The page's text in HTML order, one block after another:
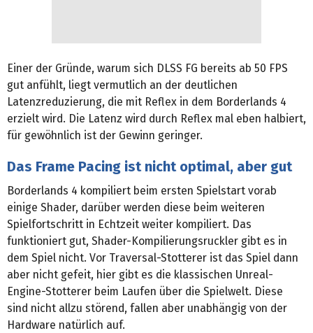
Einer der Gründe, warum sich DLSS FG bereits ab 50 FPS
gut anfühlt, liegt vermutlich an der deutlichen
Latenzreduzierung, die mit Reflex in dem Borderlands 4
erzielt wird. Die Latenz wird durch Reflex mal eben halbiert,
für gewöhnlich ist der Gewinn geringer.
Das Frame Pacing ist nicht optimal, aber gut
Borderlands 4 kompiliert beim ersten Spielstart vorab
einige Shader, darüber werden diese beim weiteren
Spielfortschritt in Echtzeit weiter kompiliert. Das
funktioniert gut, Shader-Kompilierungsruckler gibt es in
dem Spiel nicht. Vor Traversal-Stotterer ist das Spiel dann
aber nicht gefeit, hier gibt es die klassischen Unreal-
Engine-Stotterer beim Laufen über die Spielwelt. Diese
sind nicht allzu störend, fallen aber unabhängig von der
Hardware natürlich auf.